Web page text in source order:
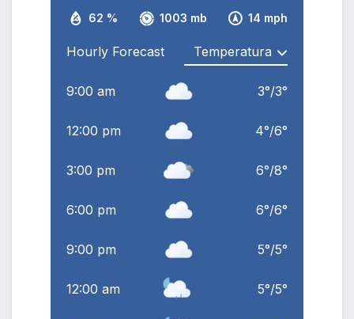
62 % 1003 mb 14 mph
Hourly Forecast
9:00 am 3°/3°
12:00 pm 4°/6°
3:00 pm 6°/8°
6:00 pm 6°/6°
9:00 pm 5°/5°
12:00 am 5°/5°